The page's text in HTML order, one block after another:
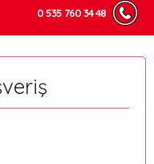
0 535 760 34 48